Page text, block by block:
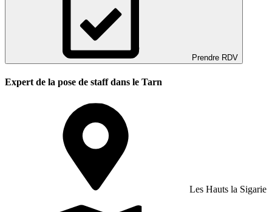
Prendre RDV
Expert de la pose de staff dans le Tarn
Les Hauts la Sigarie